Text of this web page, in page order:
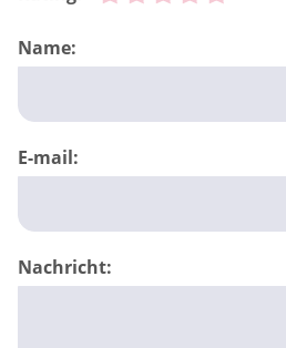
Name:
E-mail:
Nachricht: